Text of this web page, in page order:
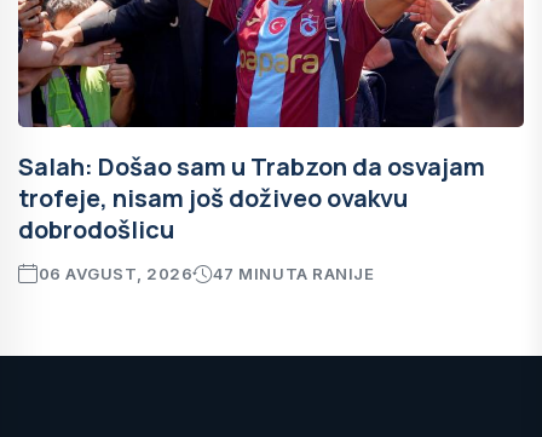
Salah: Došao sam u Trabzon da osvajam
trofeje, nisam još doživeo ovakvu
dobrodošlicu
06 AVGUST, 2026 47 MINUTA RANIJE